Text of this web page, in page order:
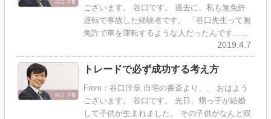
ございます。 谷口です。 過去に、私も無免許
運転で事故した経験者です。 「谷口先生って無
免許で車を運転するような人だったんです……
2019.4.7
トレードで必ず成功する考え方
From：谷口洋章 自宅の書斎より、、 おはよう
ございます。 谷口です。 先日、甥っ子が結婚
して子供が生まれました。 その子供がなんと双